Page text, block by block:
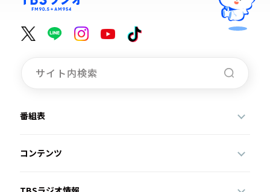
番組表
コンテンツ